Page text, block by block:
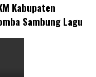
Kabupaten
Sambung Lagu